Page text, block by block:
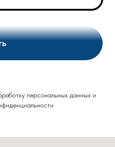
персональных данных и